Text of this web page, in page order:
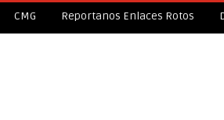
CMG Reportanos Enlaces Rotos